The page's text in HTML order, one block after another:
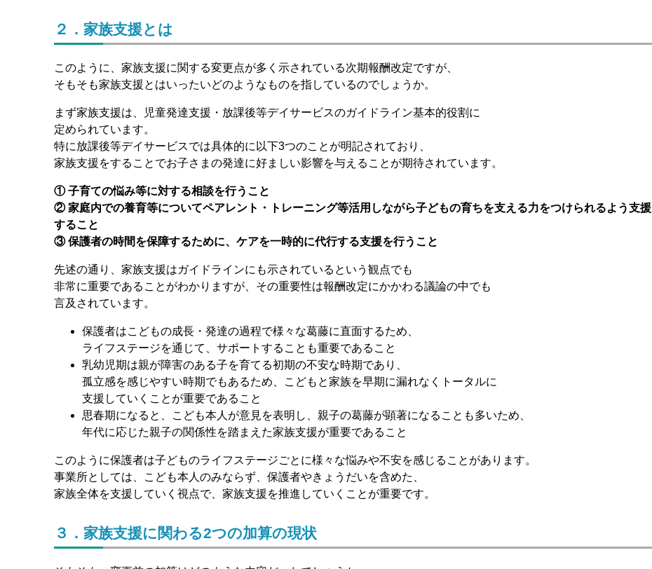
２．家族支援とは
このように、家族支援に関する変更点が多く示されている次期報酬改定ですが、
そもそも家族支援とはいったいどのようなものを指しているのでしょうか。
まず家族支援は、児童発達支援・放課後等デイサービスのガイドライン基本的役割に
定められています。
特に放課後等デイサービスでは具体的に以下3つのことが明記されており、
家族支援をすることでお子さまの発達に好ましい影響を与えることが期待されています。
① 子育ての悩み等に対する相談を行うこと
② 家庭内での養育等についてペアレント・トレーニング等活用しながら子どもの育ちを支える力をつけられるよう支援
すること
③ 保護者の時間を保障するために、ケアを一時的に代行する支援を行うこと
先述の通り、家族支援はガイドラインにも示されているという観点でも
非常に重要であることがわかりますが、その重要性は報酬改定にかかわる議論の中でも
言及されています。
保護者はこどもの成長・発達の過程で様々な葛藤に直面するため、
ライフステージを通じて、サポートすることも重要であること
乳幼児期は親が障害のある子を育てる初期の不安な時期であり、
孤立感を感じやすい時期でもあるため、こどもと家族を早期に漏れなくトータルに
支援していくことが重要であること
思春期になると、こども本人が意見を表明し、親子の葛藤が顕著になることも多いため、
年代に応じた親子の関係性を踏まえた家族支援が重要であること
このように保護者は子どものライフステージごとに様々な悩みや不安を感じることがあります。
事業所としては、こども本人のみならず、保護者やきょうだいを含めた、
家族全体を支援していく視点で、家族支援を推進していくことが重要です。
３．家族支援に関わる2つの加算の現状